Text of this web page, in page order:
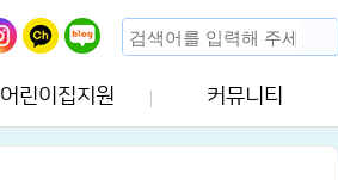
어린이집지원 커뮤니티